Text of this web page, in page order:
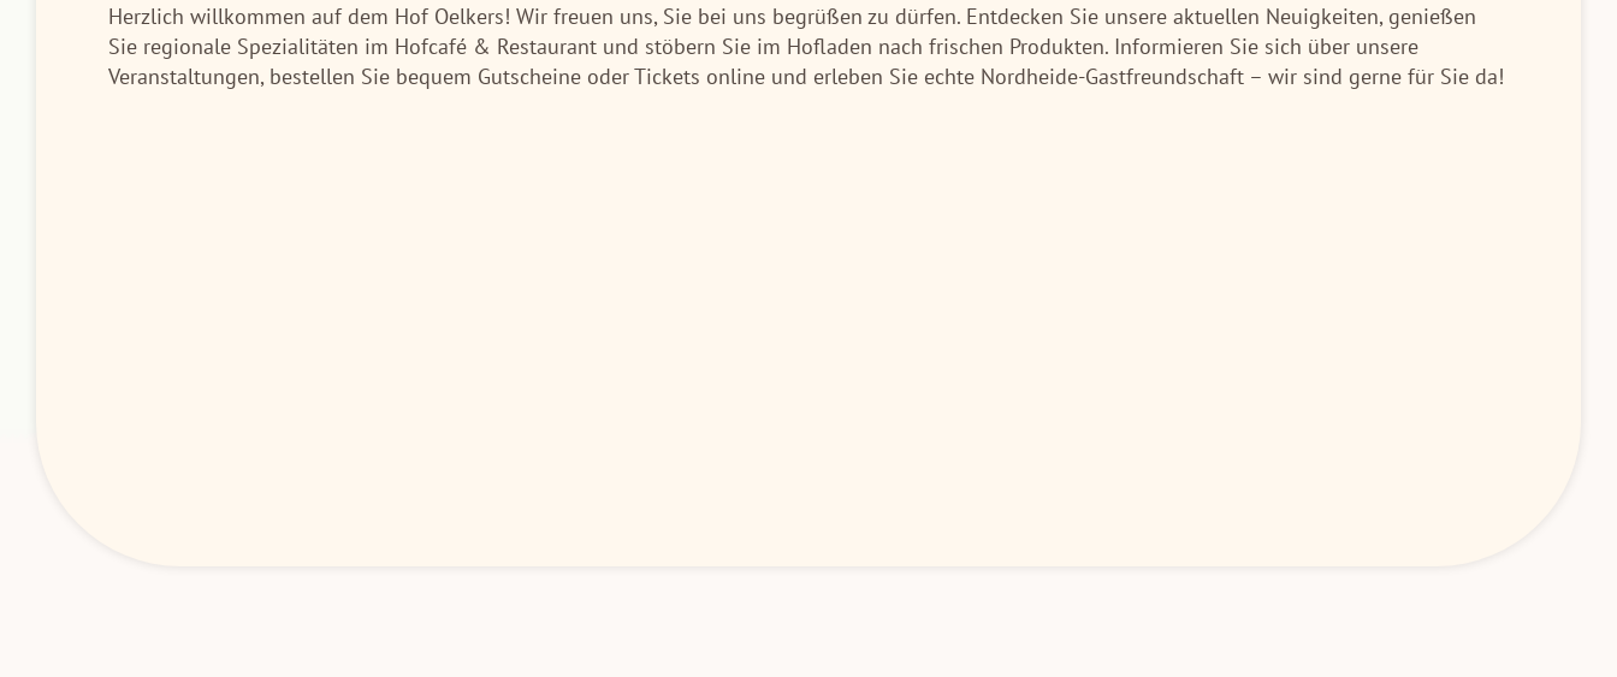
Herzlich willkommen auf dem Hof Oelkers! Wir freuen uns, Sie bei uns begrüßen zu dürfen. Entdecken Sie unsere aktuellen Neuigkeiten, genießen
Sie regionale Spezialitäten im Hofcafé & Restaurant und stöbern Sie im Hofladen nach frischen Produkten. Informieren Sie sich über unsere
Veranstaltungen, bestellen Sie bequem Gutscheine oder Tickets online und erleben Sie echte Nordheide-Gastfreundschaft – wir sind gerne für Sie da!